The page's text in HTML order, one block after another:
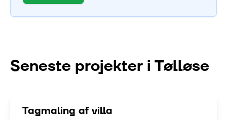
Seneste projekter i Tølløse
Tagmaling af villa